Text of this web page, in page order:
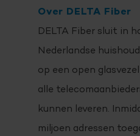
Over DELTA Fiber
DELTA Fiber sluit in
Nederlandse
op een open
alle
kunnen leveren.
miljoen adressen